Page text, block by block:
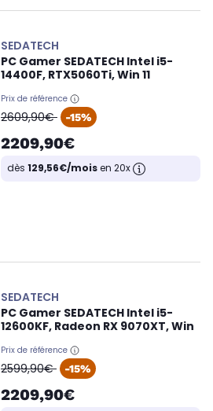
SEDATECH
PC Gamer SEDATECH Intel i5-
14400F, RTX5060Ti, Win 11
Prix de référence
oldPrice
2609,90€ -15%
2209,90€
dès 129,56€/moisen 20x
SEDATECH
PC Gamer SEDATECH Intel i5-
12600KF, Radeon RX 9070XT, Win
Prix de référence
oldPrice
2599,90€ -15%
2209,90€